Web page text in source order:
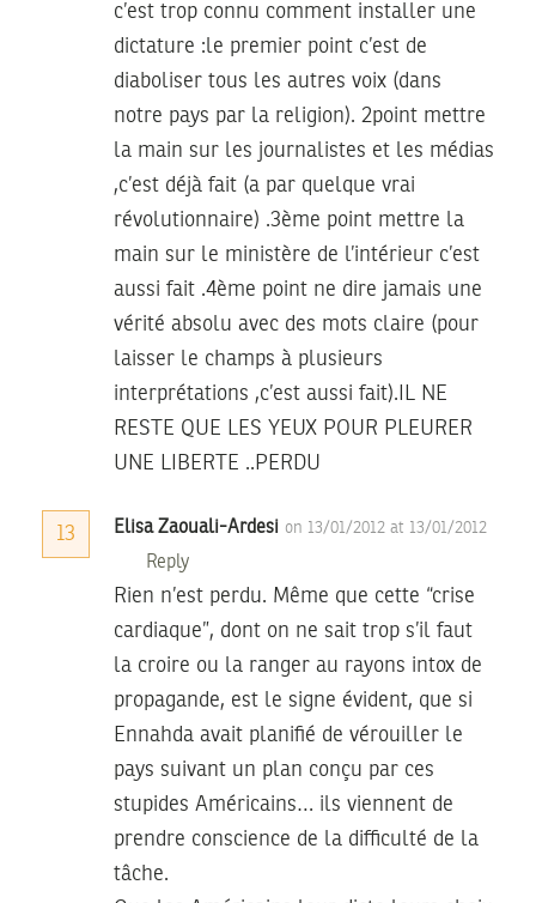
c’est trop connu comment installer une
dictature :le premier point c’est de
diaboliser tous les autres voix (dans
notre pays par la religion). 2point mettre
la main sur les journalistes et les médias
,c’est déjà fait (a par quelque vrai
révolutionnaire) .3ème point mettre la
main sur le ministère de l’intérieur c’est
aussi fait .4ème point ne dire jamais une
vérité absolu avec des mots claire (pour
laisser le champs à plusieurs
interprétations ,c’est aussi fait).IL NE
RESTE QUE LES YEUX POUR PLEURER
UNE LIBERTE ..PERDU
13 Elisa Zaouali-Ardesi on 13/01/2012 at 13/01/2012
Reply
Rien n’est perdu. Même que cette “crise
cardiaque”, dont on ne sait trop s’il faut
la croire ou la ranger au rayons intox de
propagande, est le signe évident, que si
Ennahda avait planifié de vérouiller le
pays suivant un plan conçu par ces
stupides Américains… ils viennent de
prendre conscience de la difficulté de la
tâche.